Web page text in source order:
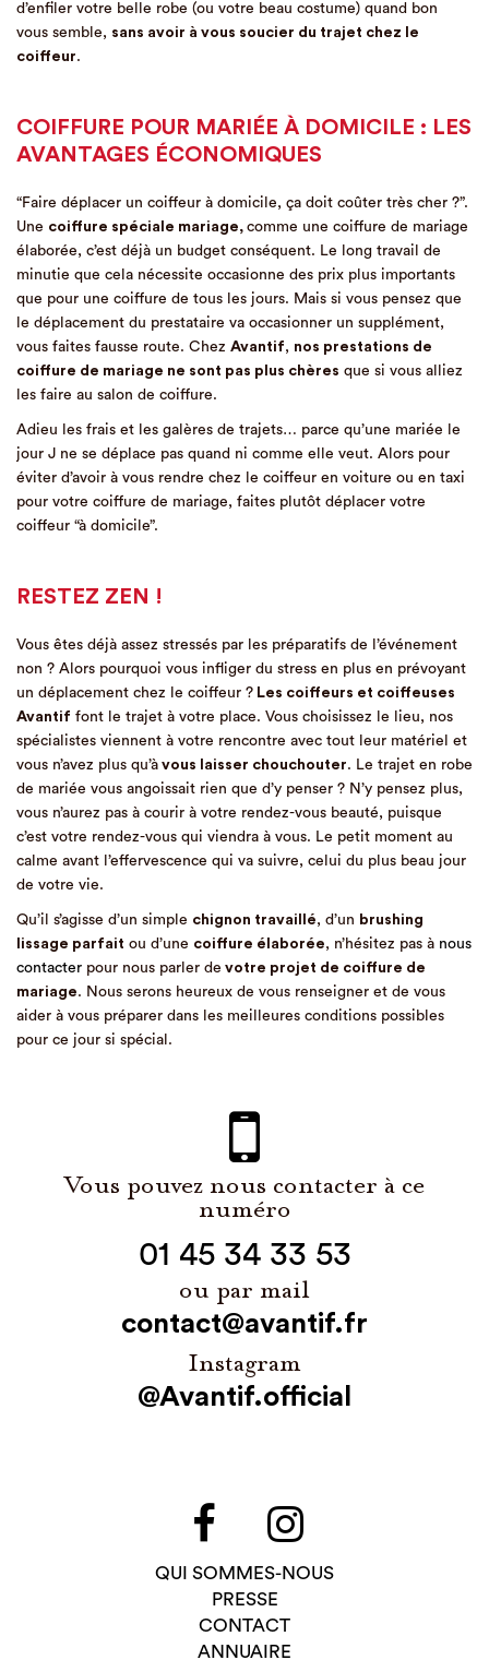
d’enfiler votre belle robe (ou votre beau costume) quand bon
vous semble, sans avoir à vous soucier du trajet chez le
coiffeur.
COIFFURE POUR MARIÉE À DOMICILE : LES
AVANTAGES ÉCONOMIQUES
“Faire déplacer un coiffeur à domicile, ça doit coûter très cher ?”.
Une coiffure spéciale mariage, comme une coiffure de mariage
élaborée, c’est déjà un budget conséquent. Le long travail de
minutie que cela nécessite occasionne des prix plus importants
que pour une coiffure de tous les jours. Mais si vous pensez que
le déplacement du prestataire va occasionner un supplément,
vous faites fausse route. Chez Avantif, nos prestations de
coiffure de mariage ne sont pas plus chères que si vous alliez
les faire au salon de coiffure.
Adieu les frais et les galères de trajets… parce qu’une mariée le
jour J ne se déplace pas quand ni comme elle veut. Alors pour
éviter d’avoir à vous rendre chez le coiffeur en voiture ou en taxi
pour votre coiffure de mariage, faites plutôt déplacer votre
coiffeur “à domicile”.
RESTEZ ZEN !
Vous êtes déjà assez stressés par les préparatifs de l’événement
non ? Alors pourquoi vous infliger du stress en plus en prévoyant
un déplacement chez le coiffeur ? Les coiffeurs et coiffeuses
Avantif font le trajet à votre place. Vous choisissez le lieu, nos
spécialistes viennent à votre rencontre avec tout leur matériel et
vous n’avez plus qu’à vous laisser chouchouter. Le trajet en robe
de mariée vous angoissait rien que d’y penser ? N’y pensez plus,
vous n’aurez pas à courir à votre rendez-vous beauté, puisque
c’est votre rendez-vous qui viendra à vous. Le petit moment au
calme avant l’effervescence qui va suivre, celui du plus beau jour
de votre vie.
Qu’il s’agisse d’un simple chignon travaillé, d’un brushing
lissage parfait ou d’une coiffure élaborée, n’hésitez pas à nous
contacter pour nous parler de votre projet de coiffure de
mariage. Nous serons heureux de vous renseigner et de vous
aider à vous préparer dans les meilleures conditions possibles
pour ce jour si spécial.
Vous pouvez nous contacter à ce
numéro
01 45 34 33 53
ou par mail
contact@avantif.fr
Instagram
@Avantif.official
QUI SOMMES-NOUS
PRESSE
CONTACT
ANNUAIRE